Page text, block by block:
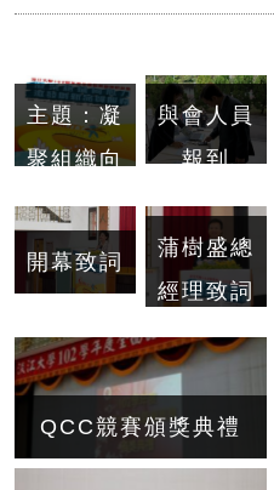
主題：凝
聚組織向
心力，激
發創新品
質服務
與會人員
報到
開幕致詞
蒲樹盛總
經理致詞
QCC競賽頒獎典禮